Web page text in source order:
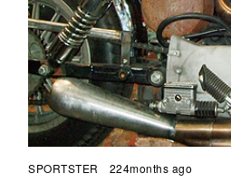
SPORTSTER 224months ago